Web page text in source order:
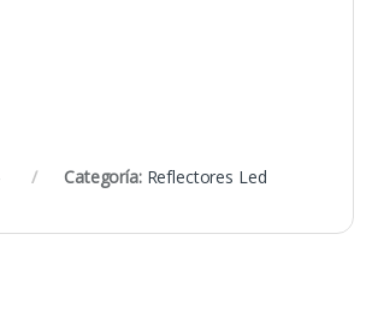
Categoría: Reflectores Led